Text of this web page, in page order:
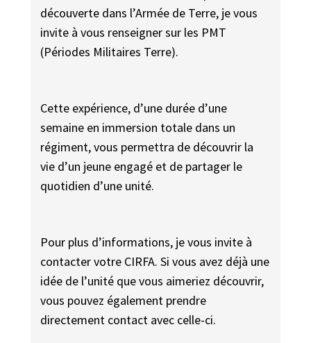
découverte dans l’Armée de Terre, je vous
invite à vous renseigner sur les PMT
(Périodes Militaires Terre).
Cette expérience, d’une durée d’une
semaine en immersion totale dans un
régiment, vous permettra de découvrir la
vie d’un jeune engagé et de partager le
quotidien d’une unité.
Pour plus d’informations, je vous invite à
contacter votre CIRFA. Si vous avez déjà une
idée de l’unité que vous aimeriez découvrir,
vous pouvez également prendre
directement contact avec celle-ci.